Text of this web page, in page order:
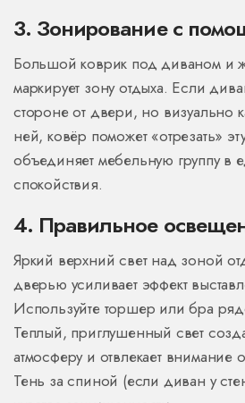
3. Зонирование с
Большой коврик под диваном и
маркирует зону отдыха. Если
стороне от двери, но визуально
ней, ковёр поможет «отрезать»
объединяет мебельную группу в
спокойствия.
4. Правильное
Яркий верхний свет над зоной
дверью усиливает эффект
Используйте торшер или бра
Теплый, приглушенный свет
атмосферу и отвлекает внимание
Тень за спиной (если диван у